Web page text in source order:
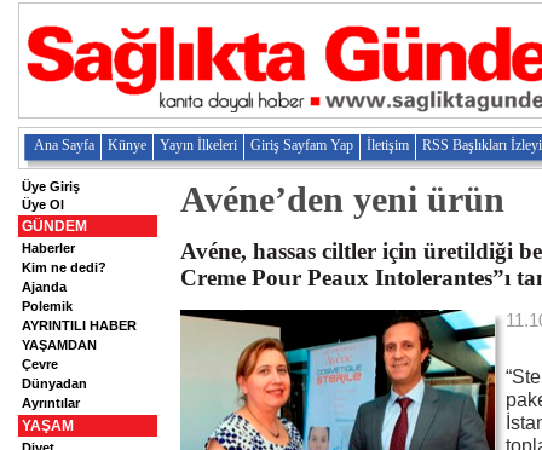
Ana Sayfa Künye Yayın İlkeleri Giriş Sayfam Yap İletişim RSS Başlıkları
Üye Giriş
Üye Ol
GÜNDEM
Haberler
Kim ne dedi?
Ajanda
Polemik
AYRINTILI HABER
YAŞAMDAN
Çevre
Dünyadan
Ayrıntılar
YAŞAM
Avéne’den yeni ürün
Avéne, hassas ciltler için üretildiği
Creme Pour Peaux Intolerantes”ı